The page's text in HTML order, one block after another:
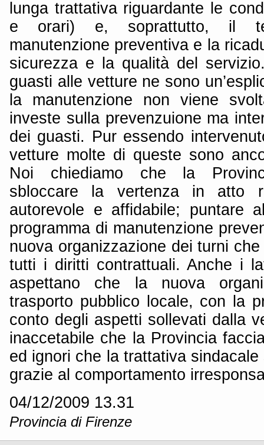
lunga trattativa riguardante le
e orari) e, soprattutto, il
manutenzione preventiva e la
sicurezza e la qualità del
guasti alle vetture ne sono
la manutenzione non viene
investe sulla prevenzuione ma
dei guasti. Pur essendo
vetture molte di queste sono
Noi chiediamo che la
sbloccare la vertenza in atto
autorevole e affidabile; puntare
programma di manutenzione
nuova organizzazione dei turni
tutti i diritti contrattuali. Anche i
aspettano che la nuova
trasporto pubblico locale, con la
conto degli aspetti sollevati dalla
inaccetabile che la Provincia
ed ignori che la trattativa
grazie al comportamento
04/12/2009 13.31
Provincia di Firenze